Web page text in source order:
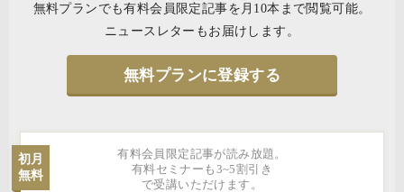
無料プランでも有料会員限定記事を月10本まで閲覧可能。
ニュースレターもお届けします。
無料プランに登録する
有料会員限定記事が読み放題。
有料セミナーも3~5割引き
で受講いただけます。
初月
無料